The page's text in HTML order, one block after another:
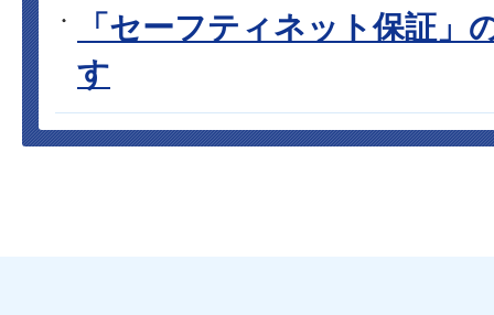
「セーフティネット保証」
す